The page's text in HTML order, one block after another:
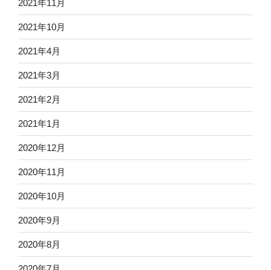
2021年11月
2021年10月
2021年4月
2021年3月
2021年2月
2021年1月
2020年12月
2020年11月
2020年10月
2020年9月
2020年8月